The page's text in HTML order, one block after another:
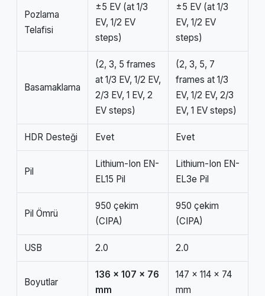
Pozlama
Telafisi
±5 EV (at 1/3
EV, 1/2 EV
steps)
±5 EV (at 1/3
EV, 1/2 EV
steps)
Basamaklama
(2, 3, 5 frames
at 1/3 EV, 1/2 EV,
2/3 EV, 1 EV, 2
EV steps)
(2, 3, 5, 7
frames at 1/3
EV, 1/2 EV, 2/3
EV, 1 EV steps)
HDR Desteği Evet Evet
Pil
Lithium-Ion EN-
EL15 Pil
Lithium-Ion EN-
EL3e Pil
Pil Ömrü
950 çekim
(CIPA)
950 çekim
(CIPA)
USB 2.0 2.0
Boyutlar
136 x 107 x 76
mm
147 x 114 x 74
mm